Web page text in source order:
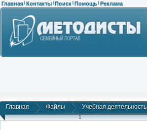
Главная | Контакты | Поиск | Помощь | Реклама
Главная Файлы Учебная деятельность
1